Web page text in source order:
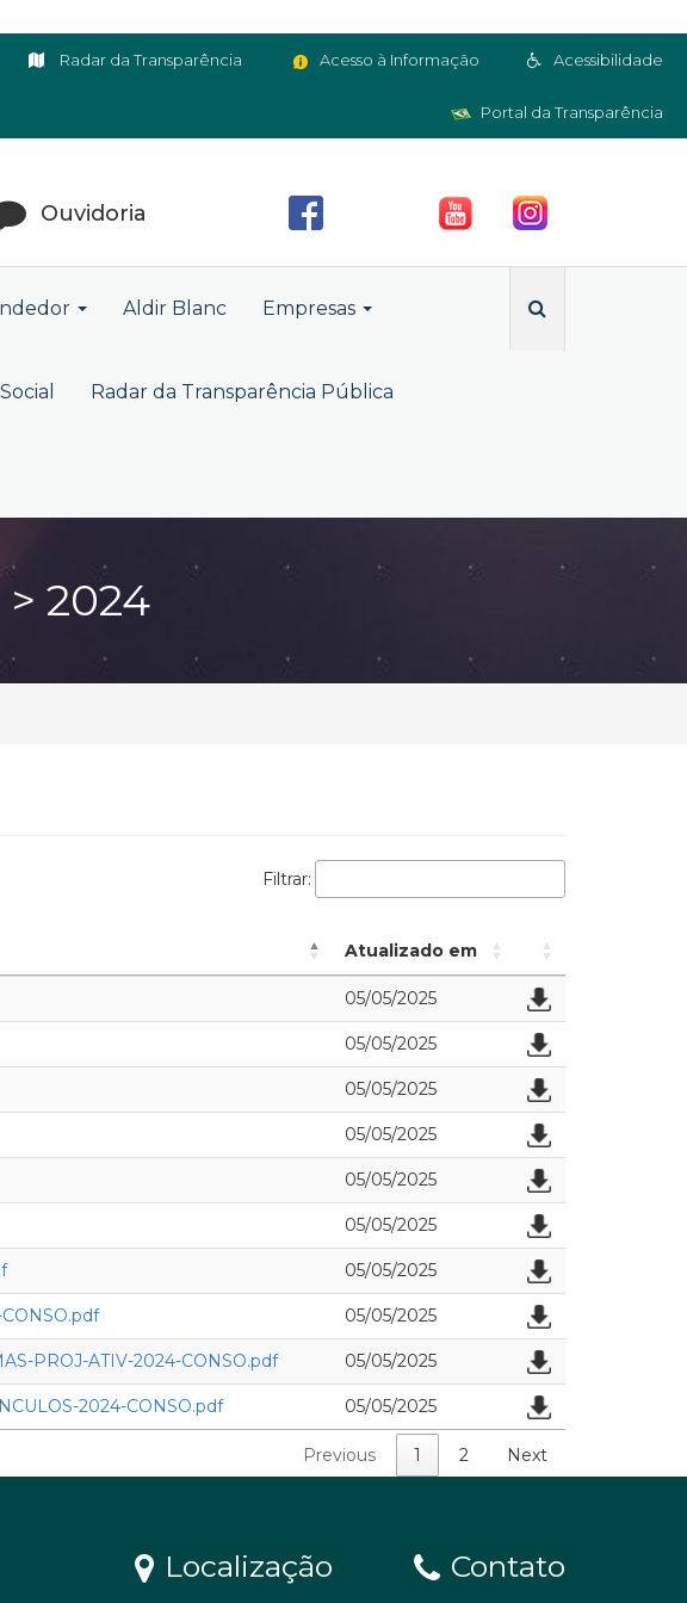
Acessibilidade
Acesso à Informação
Radar da Transparência
Portal da Transparência
Ouvidoria
Aldir Blanc Empresas
Radar da Transparência Pública
> 2024
Filtrar:
Atualizado em
05/05/2025
05/05/2025
05/05/2025
05/05/2025
05/05/2025
05/05/2025
05/05/2025
05/05/2025
PROJ-ATIV-2024-CONSO.pdf 05/05/2025
2024-CONSO.pdf 05/05/2025
Previous 1 2 Next
Localização Contato